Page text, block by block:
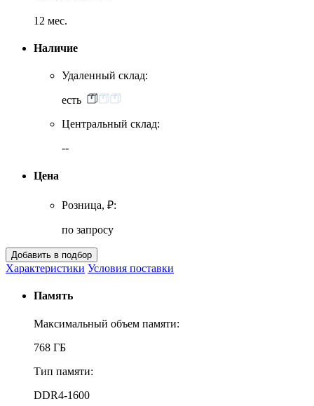
12 мес.
Наличие
Удаленный склад:
есть
Центральный склад:
--
Цена
Розница, ₽:
по запросу
Характеристики Условия поставки
Память
Максимальный объем памяти:
768 ГБ
Тип памяти:
DDR4-1600